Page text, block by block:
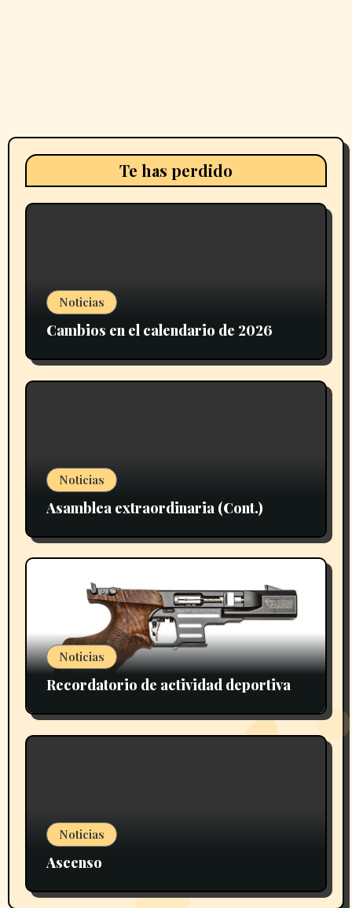
Te has perdido
Noticias
Cambios en el calendario de 2026
Noticias
Asamblea extraordinaria (Cont.)
Noticias
Recordatorio de actividad deportiva
Noticias
Ascenso